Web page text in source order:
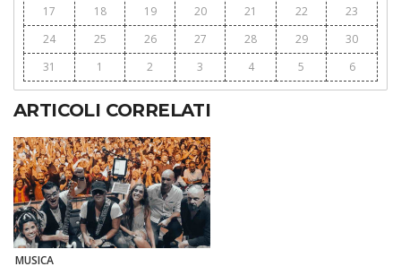
17
18 19 20 21 22
23
24
25 26 27 28 29
30
31
1 2 3 4 5 6
ARTICOLI CORRELATI
MUSICA